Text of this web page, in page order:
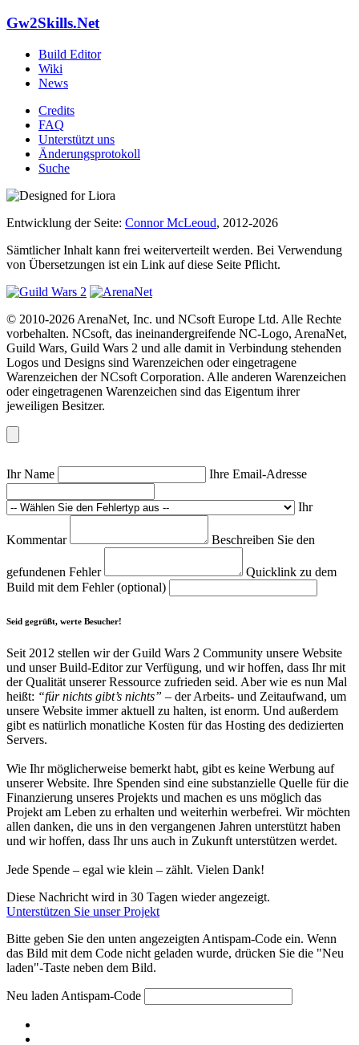
Gw2Skills.Net
Build Editor
Wiki
News
Credits
FAQ
Unterstützt uns
Änderungsprotokoll
Suche
Entwicklung der Seite: Connor McLeoud, 2012-2026
Sämtlicher Inhalt kann frei weiterverteilt werden. Bei Verwendung
von Übersetzungen ist ein Link auf diese Seite Pflicht.
© 2010-2026 ArenaNet, Inc. und NCsoft Europe Ltd. Alle Rechte
vorbehalten. NCsoft, das ineinandergreifende NC-Logo, ArenaNet,
Guild Wars, Guild Wars 2 und alle damit in Verbindung stehenden
Logos und Designs sind Warenzeichen oder eingetragene
Warenzeichen der NCsoft Corporation. Alle anderen Warenzeichen
oder eingetragenen Warenzeichen sind das Eigentum ihrer
jeweiligen Besitzer.
Ihr Name Ihre Email-Adresse
Ihr
Kommentar Beschreiben Sie den
gefundenen Fehler
Quicklink zu dem
Build mit dem Fehler (optional)
Seid gegrüßt, werte Besucher!
Seit 2012 stellen wir der Guild Wars 2 Community unsere Website
und unser Build-Editor zur Verfügung, und wir hoffen, dass Ihr mit
der Qualität unserer Ressource zufrieden seid. Aber wie es nun Mal
heißt: “für nichts gibt’s nichts” – der Arbeits- und Zeitaufwand, um
unsere Website immer aktuell zu halten, ist enorm. Und außerdem
gibt es natürlich monatliche Kosten für das Hosting des dedizierten
Servers.
Wie Ihr möglicherweise bemerkt habt, gibt es keine Werbung auf
unserer Website. Ihre Spenden sind eine substanzielle Quelle für die
Finanzierung unseres Projekts und machen es uns möglich das
Projekt am Leben zu erhalten und weiterhin werbefrei. Wir möchten
allen danken, die uns in den vergangenen Jahren unterstützt haben
und wir hoffen, dass Ihr uns auch in Zukunft unterstützen werdet.
Jede Spende – egal wie klein – zählt. Vielen Dank!
Diese Nachricht wird in 30 Tagen wieder angezeigt.
Unterstützen Sie unser Projekt
Bitte geben Sie den unten angezeigten Antispam-Code ein. Wenn
das Bild mit dem Code nicht geladen wurde, drücken Sie die "Neu
laden"-Taste neben dem Bild.
Neu laden Antispam-Code